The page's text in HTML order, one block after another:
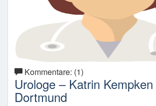
Kommentare: (1)
Urologe – Katrin
Dortmund